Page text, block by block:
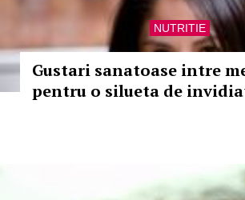
NUTRITIE
Gustari sanatoase intre
pentru o silueta de